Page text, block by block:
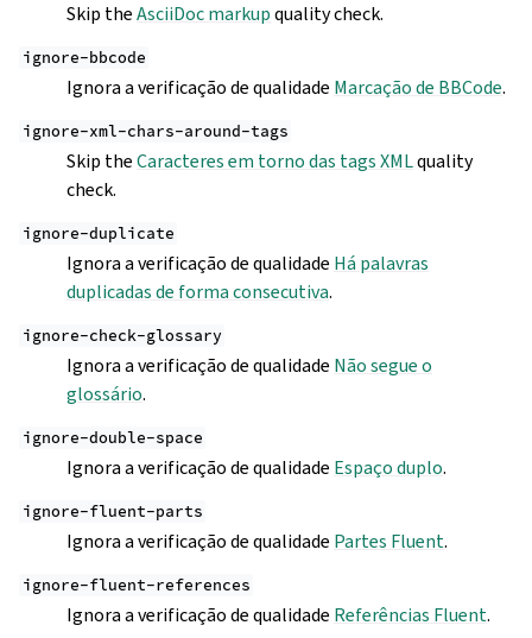
Skip theAsciiDoc markupquality check.
ignore-bbcode
Ignora a verificação de qualidade Marcação de BBCode.
ignore-xml-chars-around-tags
Skip theCaracteres em torno das tags XMLquality
check.
ignore-duplicate
Ignora a verificação de qualidade Há palavras
duplicadas de forma consecutiva.
ignore-check-glossary
Ignora a verificação de qualidade Não segue o
glossário.
ignore-double-space
Ignora a verificação de qualidade Espaço duplo.
ignore-fluent-parts
Ignora a verificação de qualidade Partes Fluent.
ignore-fluent-references
Ignora a verificação de qualidade Referências Fluent.